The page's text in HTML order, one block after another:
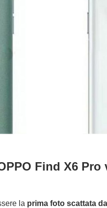
Find X6
la prima foto scattata